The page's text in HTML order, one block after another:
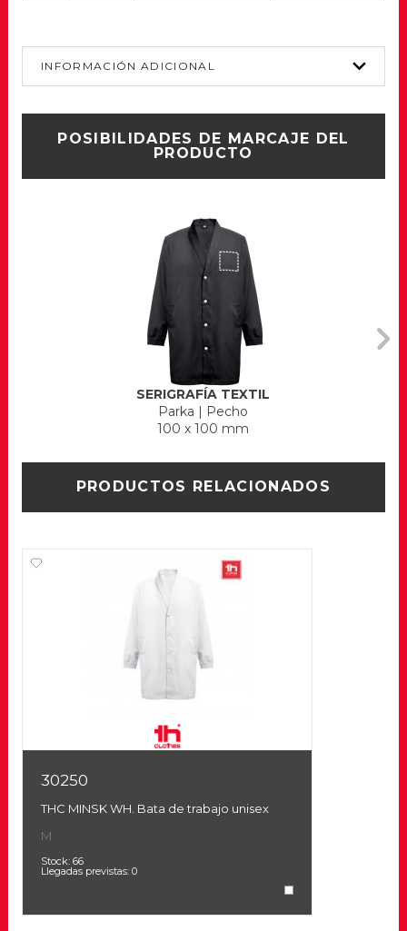
INFORMACIÓN ADICIONAL
POSIBILIDADES DE MARCAJE DEL
PRODUCTO
SERIGRAFÍA TEXTIL
Parka | Pecho
100 x 100 mm
PRODUCTOS RELACIONADOS
30250
THC MINSK WH. Bata de trabajo unisex
M
Stock: 66
Llegadas previstas: 0